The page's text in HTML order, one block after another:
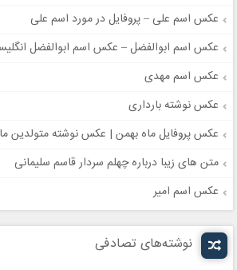
عکس اسم علی – پروفایل در مورد اسم علی
عکس اسم ابوالفضل – عکس اسم ابوالفضل
عکس اسم مهدی
عکس نوشته بارداری
عکس پروفایل ماه بهمن | عکس نوشته متولدین
متن های زیبا درباره چهلم سردار قاسم سلیمانی
عکس اسم امیر
نوشته‌های تصادفی